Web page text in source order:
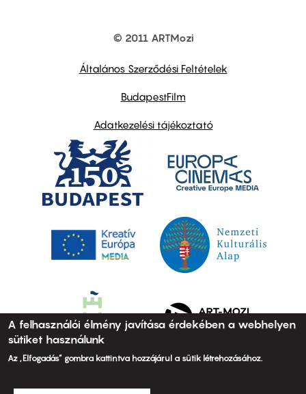
© 2011 ARTMozi
Általános Szerződési Feltételek
BudapestFilm
Adatkezelési tájékoztató
A felhasználói élmény javítása érdekében a webhelyen
sütiket használunk
Az „Elfogadás” gombra kattintva hozzájárul a sütik létrehozásához.